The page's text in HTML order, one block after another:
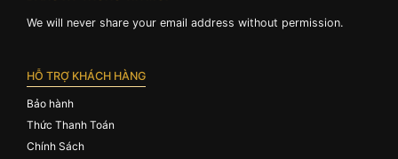
We will never share your email address without permission.
HỖ TRỢ KHÁCH HÀNG
Bảo hành
Thức Thanh Toán
Chính Sách